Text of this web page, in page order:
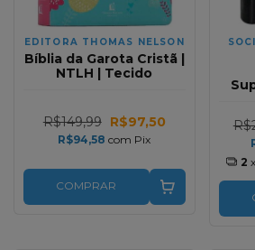
EDITORA THOMAS NELSON
Bíblia da Garota Cristã |
NTLH | Tecido
R$149,99 R$97,50
R$94,58com Pix
COMPRAR
2